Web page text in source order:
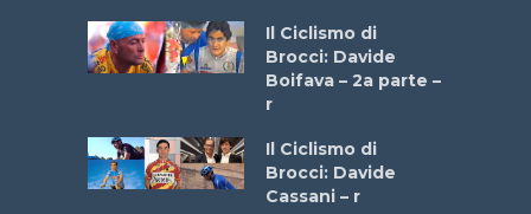
Il Ciclismo di
Brocci: Davide
Boifava – 2a parte –
r
Il Ciclismo di
Brocci: Davide
Cassani – r